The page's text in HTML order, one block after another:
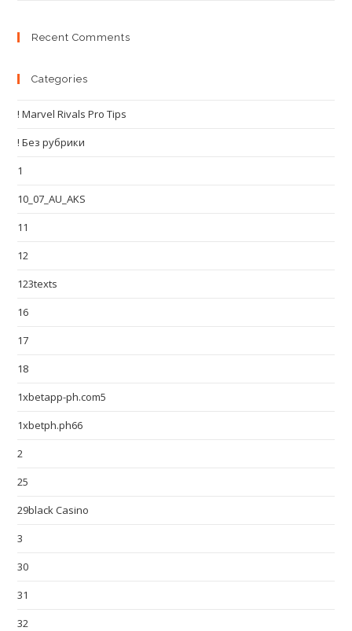
Recent Comments
Categories
! Marvel Rivals Pro Tips
! Без рубрики
1
10_07_AU_AKS
11
12
123texts
16
17
18
1xbetapp-ph.com5
1xbetph.ph66
2
25
29black Casino
3
30
31
32